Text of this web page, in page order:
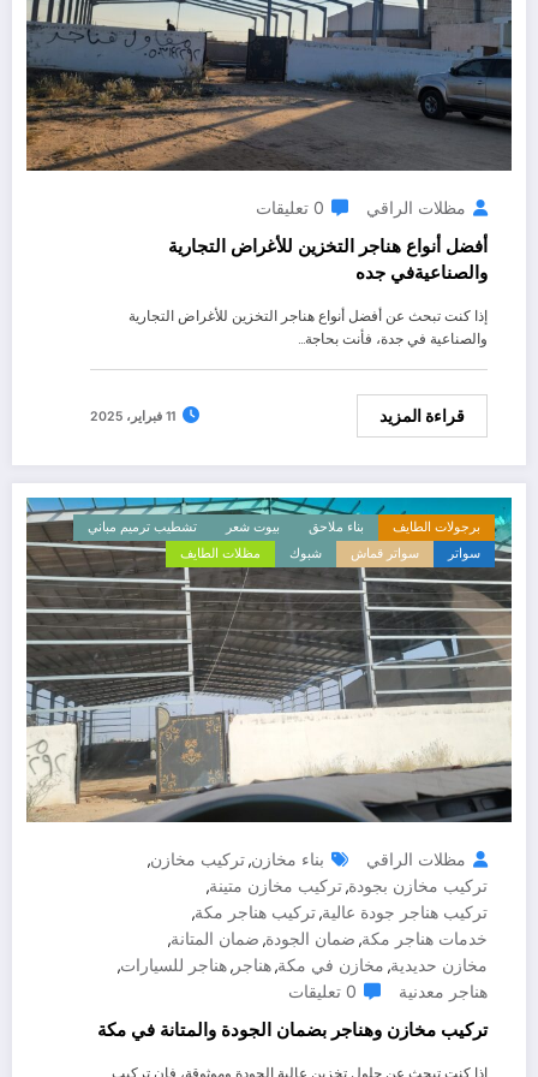
مظلات الراقي 0 تعليقات
أفضل أنواع هناجر التخزين للأغراض التجارية
والصناعيةفي جده
إذا كنت تبحث عن أفضل أنواع هناجر التخزين للأغراض التجارية
والصناعية في جدة، فأنت بحاجة…
قراءة المزيد 11 فبراير، 2025
برجولات الطايف بناء ملاحق بيوت شعر
تشطيب ترميم مباني
سواتر
سواتر قماش شبوك مظلات الطايف
مظلات الراقي بناء مخازن,تركيب مخازن,
تركيب مخازن بجودة,تركيب مخازن متينة,
تركيب هناجر جودة عالية,تركيب هناجر مكة,
خدمات هناجر مكة, ضمان الجودة, ضمان المتانة,
مخازن حديدية, مخازن في مكة,هناجر ,هناجر للسيارات,
هناجر معدنية
0 تعليقات
تركيب مخازن وهناجر بضمان الجودة والمتانة في مكة
إذا كنت تبحث عن حلول تخزين عالية الجودة وموثوقة، فإن تركيب